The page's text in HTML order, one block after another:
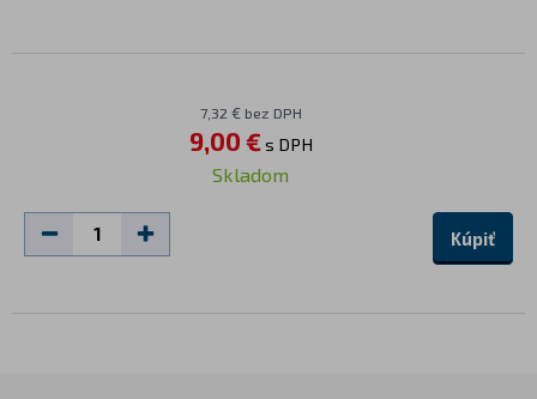
7,32 € bez DPH
9,00 €s DPH
Skladom
Kúpiť